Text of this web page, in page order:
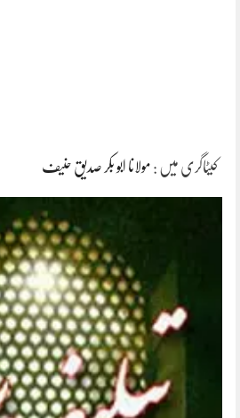
کیٹاگری میں : مولانا ابو بکر صدیق حنیف